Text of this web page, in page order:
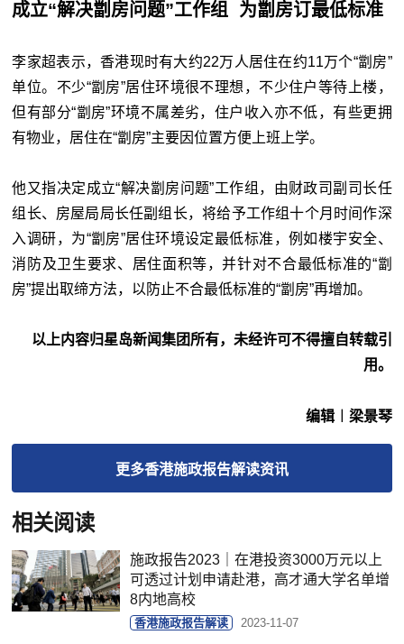
成立“解决劏房问题”工作组 为劏房订最低标准
李家超表示，香港现时有大约22万人居住在约11万个“劏房”
单位。不少“劏房”居住环境很不理想，不少住户等待上楼，
但有部分“劏房”环境不属差劣，住户收入亦不低，有些更拥
有物业，居住在“劏房”主要因位置方便上班上学。
他又指决定成立“解决劏房问题”工作组，由财政司副司长任
组长、房屋局局长任副组长，将给予工作组十个月时间作深
入调研，为“劏房”居住环境设定最低标准，例如楼宇安全、
消防及卫生要求、居住面积等，并针对不合最低标准的“劏
房”提出取缔方法，以防止不合最低标准的“劏房”再增加。
以上内容归星岛新闻集团所有，未经许可不得擅自转载引
用。
编辑︱梁景琴
更多香港施政报告解读资讯
相关阅读
​施政报告2023｜在港投资3000万元以上
可透过计划申请赴港，高才通大学名单增
8内地高校
香港施政报告解读 2023-11-07